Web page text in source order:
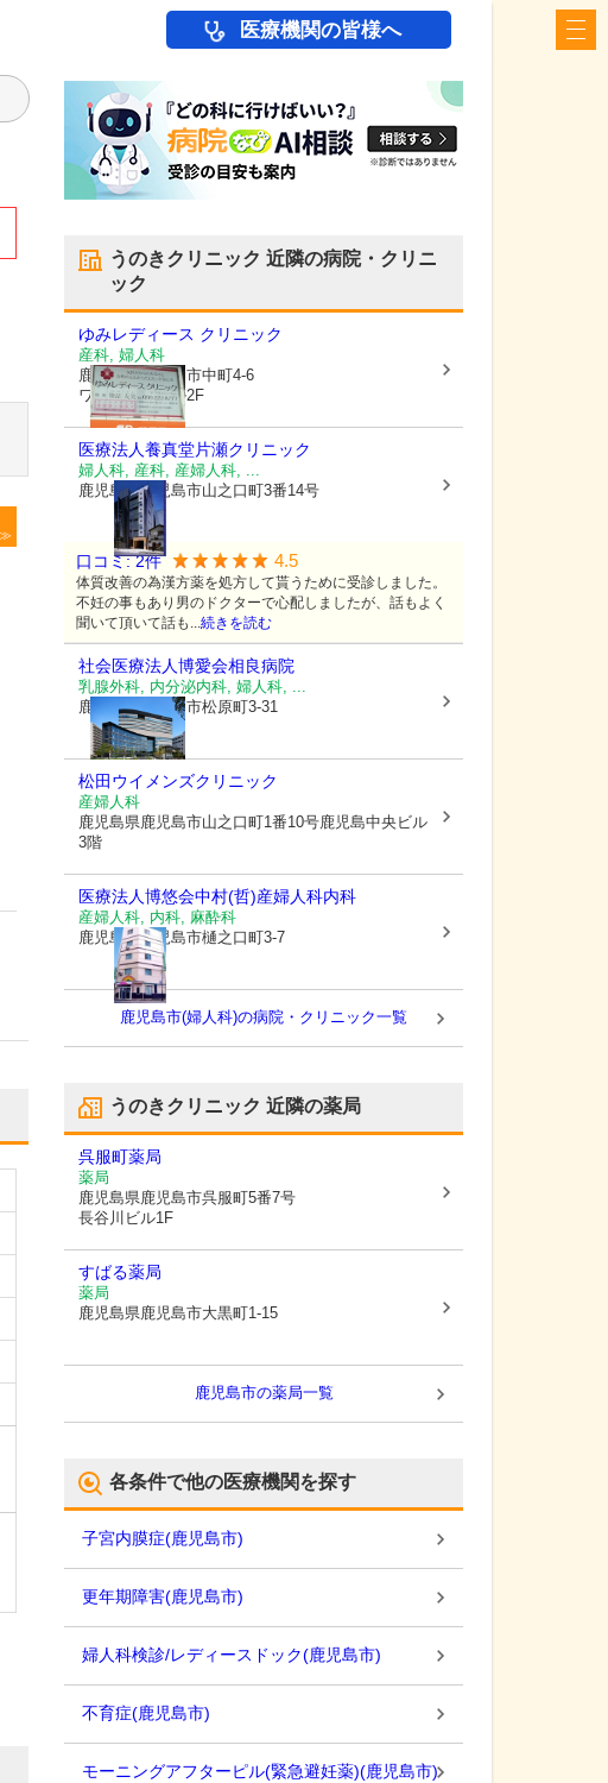
医療機関の皆様へ
うのきクリニック 近隣の病院・クリニ
ック
ゆみレディース クリニック
産科, 婦人科
鹿児島県鹿児島市中町4-6
ワンダフルビル2F
医療法人養真堂片瀬クリニック
婦人科, 産科, 産婦人科, ...
鹿児島県鹿児島市山之口町3番14号
口コミ:2件 4.5
体質改善の為漢方薬を処方して貰うために受診しました。
不妊の事もあり男のドクターで心配しましたが、話もよく
聞いて頂いて話も...続きを読む
社会医療法人博愛会相良病院
乳腺外科, 内分泌内科, 婦人科, ...
鹿児島県鹿児島市松原町3-31
松田ウイメンズクリニック
産婦人科
鹿児島県鹿児島市山之口町1番10号鹿児島中央ビル
3階
医療法人博悠会中村(哲)産婦人科内科
産婦人科, 内科, 麻酔科
鹿児島県鹿児島市樋之口町3-7
鹿児島市(婦人科)の病院・クリニック一覧
うのきクリニック 近隣の薬局
呉服町薬局
薬局
鹿児島県鹿児島市呉服町5番7号
長谷川ビル1F
すばる薬局
薬局
鹿児島県鹿児島市大黒町1-15
鹿児島市の薬局一覧
各条件で他の医療機関を探す
子宮内膜症(鹿児島市)
更年期障害(鹿児島市)
婦人科検診/レディースドック(鹿児島市)
不育症(鹿児島市)
モーニングアフターピル(緊急避妊薬)(鹿児島市)